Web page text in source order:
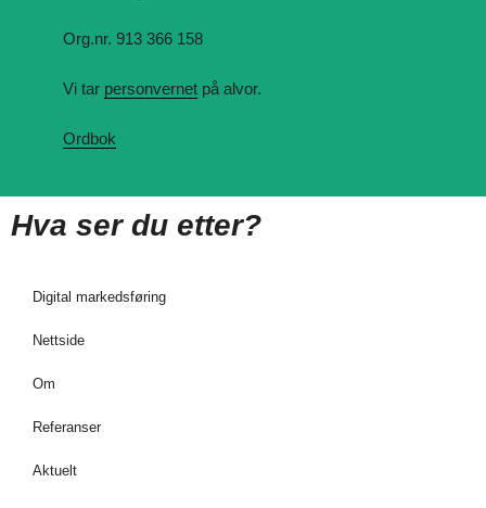
Org.nr. 913 366 158
Vi tar personvernet på alvor.
Ordbok
Hva ser du etter?
Digital markedsføring
Nettside
Om
Referanser
Aktuelt